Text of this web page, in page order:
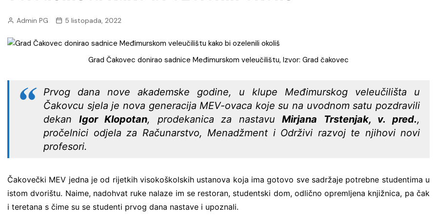
Promet i mobilnost
Zdravstvene i javne usluge
FORSCOPE –
FORTIS LABOR
Vas
Innerga – Smart
NavigareAI-Doc
Smart Sense
Sustav javnih
Admin PG 5 listopada, 2022
Grad Čakovec donirao sadnice Međimurskom veleučilištu, Izvor: Grad čakovec
Prvog dana nove akademske godine, u klupe Međimurskog veleučilišta u
Čakovcu sjela je nova generacija MEV-ovaca koje su na uvodnom satu pozdravili
dekan Igor Klopotan, prodekanica za nastavuMirjana Trstenjak, v. pred.,
pročelnici odjela za Računarstvo, Menadžment i Održivi razvoj te njihovi novi
profesori.
Čakovečki MEV jedna je od rijetkih visokoškolskih ustanova koja ima gotovo sve sadržaje potrebne studentima u
istom dvorištu. Naime, nadohvat ruke nalaze im se restoran, studentski dom, odlično opremljena knjižnica, pa čak
i teretana s čime su se studenti prvog dana nastave i upoznali.